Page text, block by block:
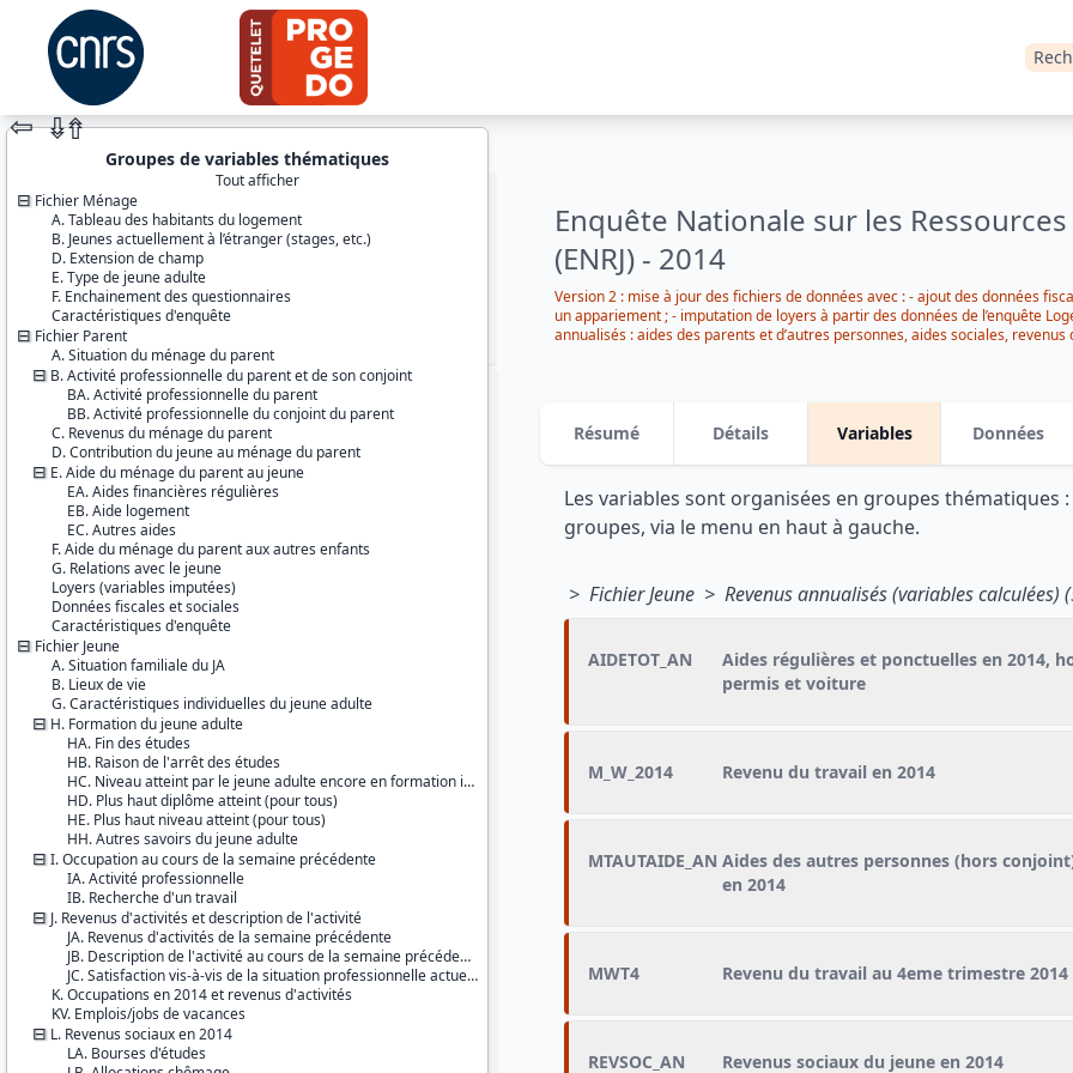
Enquête Nationale sur les Ressources
(ENRJ) - 2014
Version 2 : mise à jour des fichiers de données avec : - ajout des données
un appariement ; - imputation de loyers à partir des données de l’enquête
annualisés : aides des parents et d’autres personnes, aides sociales,
⇦ ⇮⇮
Groupes de variables thématiques
Tout afficher
Fichier Ménage
A. Tableau des habitants du logement
B. Jeunes actuellement à l’étranger (stages, etc.)
D. Extension de champ
E. Type de jeune adulte
F. Enchainement des questionnaires
Caractéristiques d'enquête
Fichier Parent
A. Situation du ménage du parent
B. Activité professionnelle du parent et de son conjoint
BA. Activité professionnelle du parent
BB. Activité professionnelle du conjoint du parent
C. Revenus du ménage du parent
D. Contribution du jeune au ménage du parent
E. Aide du ménage du parent au jeune
EA. Aides financières régulières
EB. Aide logement
EC. Autres aides
F. Aide du ménage du parent aux autres enfants
G. Relations avec le jeune
Loyers (variables imputées)
Données fiscales et sociales
Caractéristiques d'enquête
Fichier Jeune
A. Situation familiale du JA
B. Lieux de vie
G. Caractéristiques individuelles du jeune adulte
H. Formation du jeune adulte
HA. Fin des études
HB. Raison de l'arrêt des études
HC. Niveau atteint par le jeune adulte encore en formation initiale
HD. Plus haut diplôme atteint (pour tous)
HE. Plus haut niveau atteint (pour tous)
HH. Autres savoirs du jeune adulte
I. Occupation au cours de la semaine précédente
IA. Activité professionnelle
IB. Recherche d'un travail
J. Revenus d'activités et description de l'activité
JA. Revenus d'activités de la semaine précédente
JB. Description de l'activité au cours de la semaine précédente
JC. Satisfaction vis-à-vis de la situation professionnelle actuelle
K. Occupations en 2014 et revenus d'activités
KV. Emplois/jobs de vacances
L. Revenus sociaux en 2014
LA. Bourses d'études
Identifiants :
lil-1120
doi:10.13144/lil-1120
Thème :
Conditions de vie et société
Couverture géographique :
France métropolitaine
Guadeloupe
La Réunion
Producteurs :
INSEE
DREES
Diffuseur :
Progedo-Adisp
Résumé Détails Variables Données
Les variables sont organisées en groupes thématiques
groupes, via le menu en haut à gauche.
> Fichier Jeune > Revenus annualisés (variables calculées)
AIDETOT_AN
Aides régulières et ponctuelles en 2014,
permis et voiture
M_W_2014 Revenu du travail en 2014
MTAUTAIDE_AN Aides des autres personnes (hors
en 2014
MWT4 Revenu du travail au 4eme trimestre 2014
REVSOC_AN Revenus sociaux du jeune en 2014